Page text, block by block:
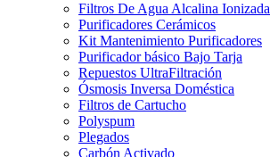
Filtros De Agua Alcalina Ionizada
Purificadores Cerámicos
Kit Mantenimiento Purificadores
Purificador básico Bajo Tarja
Repuestos UltraFiltración
Ósmosis Inversa Doméstica
Filtros de Cartucho
Polyspum
Plegados
Carbón Activado